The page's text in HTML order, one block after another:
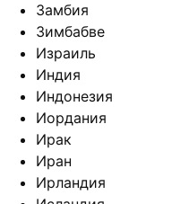
Замбия
Зимбабве
Израиль
Индия
Индонезия
Иордания
Ирак
Иран
Ирландия